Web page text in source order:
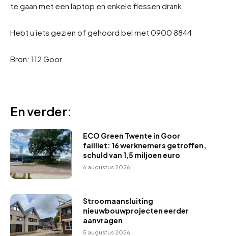
te gaan met een laptop en enkele flessen drank.
Hebt u iets gezien of gehoord bel met 0900 8844
Bron: 112 Goor
En verder:
ECO Green Twente in Goor
failliet: 16 werknemers getroffen,
schuld van 1,5 miljoen euro
6 augustus 2026
Stroomaansluiting
nieuwbouwprojecten eerder
aanvragen
5 augustus 2026